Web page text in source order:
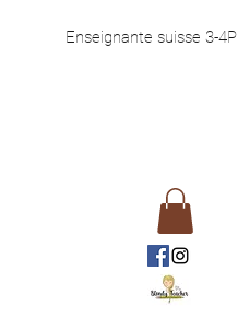
Enseignante suisse 3-4P